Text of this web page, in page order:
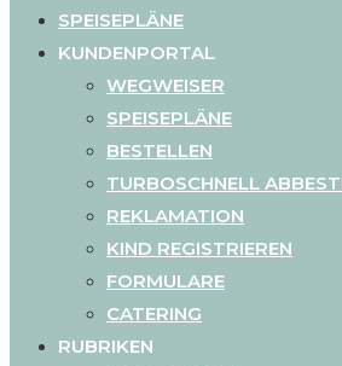
SPEISEPLÄNE
KUNDENPORTAL
WEGWEISER
SPEISEPLÄNE
BESTELLEN
TURBOSCHNELL
REKLAMATION
KIND REGISTRIEREN
FORMULARE
CATERING
RUBRIKEN